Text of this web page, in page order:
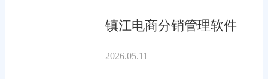
镇江电商分销管理软件
2026.05.11